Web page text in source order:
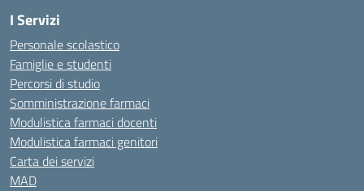
I Servizi
Personale scolastico
Famiglie e studenti
Percorsi di studio
Somministrazione farmaci
Modulistica farmaci docenti
Modulistica farmaci genitori
Carta dei servizi
MAD